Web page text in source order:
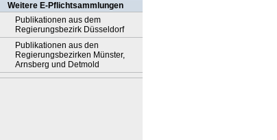
Weitere E-Pflichtsammlungen
Publikationen aus dem
Regierungsbezirk Düsseldorf
Publikationen aus den
Regierungsbezirken Münster,
Arnsberg und Detmold